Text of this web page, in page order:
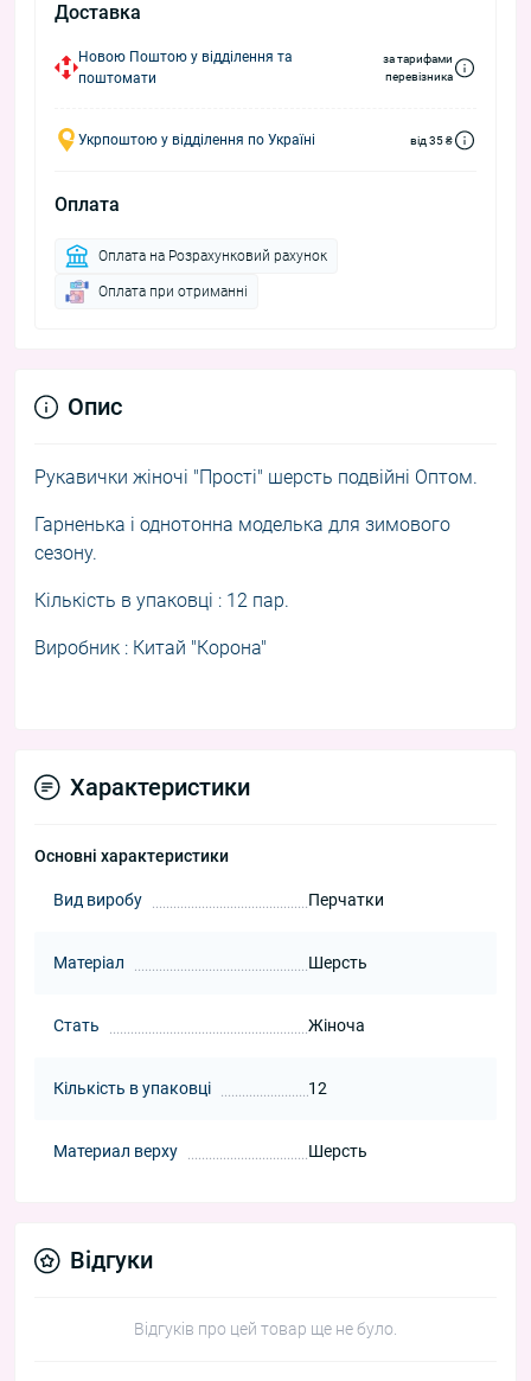
Доставка
Новою Поштою у відділення та
поштомати
за тарифами
перевізника
Укрпоштою у відділення по Україні від 35 ₴
Оплата
Оплата на Розрахунковий рахунок
Оплата при отриманні
Опис
Рукавички жіночі "Прості" шерсть подвійні Оптом.
Гарненька і однотонна моделька для зимового
сезону.
Кількість в упаковці : 12 пар.
Виробник : Китай "Корона"
Характеристики
Основні характеристики
Вид виробу Перчатки
Матеріал Шерсть
Стать Жіноча
Кількість в упаковці 12
Материал верху Шерсть
Відгуки
Відгуків про цей товар ще не було.